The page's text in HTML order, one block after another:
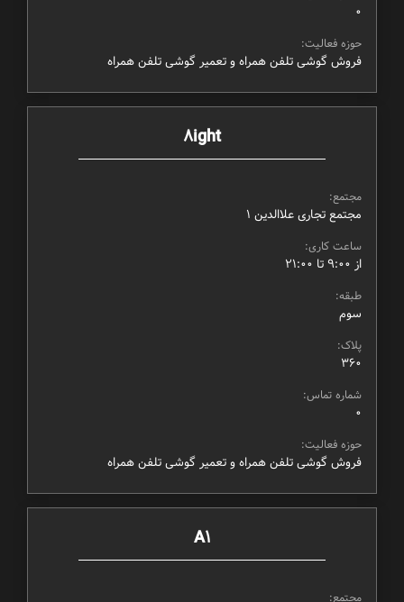
0
حوزه فعالیت:
فروش گوشی تلفن همراه و تعمیر گوشی تلفن همراه
8ight
مجتمع:
مجتمع تجاری علاالدین ۱
ساعت کاری:
از ۹:۰۰ تا ۲۱:۰۰
طبقه:
سوم
پلاک:
360
شماره تماس:
0
حوزه فعالیت:
فروش گوشی تلفن همراه و تعمیر گوشی تلفن همراه
A1
مجتمع: